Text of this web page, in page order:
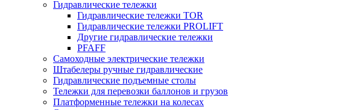
Гидравлические тележки
Гидравлические тележки TOR
Гидравлические тележки PROLIFT
Другие гидравлические тележки
PFAFF
Самоходные электрические тележки
Штабелеры ручные гидравлические
Гидравлические подъемные столы
Тележки для перевозки баллонов и грузов
Платформенные тележки на колесах